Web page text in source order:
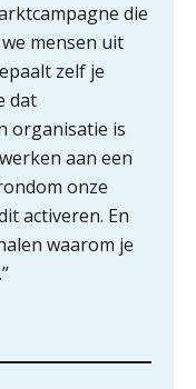
die
mensen uit
zelf je
dat
organisatie is
aan een
onze
activeren. En
waarom je
| Met
bedrijfsadvies
wat verandert
de essentiële
elk finance team
is willekeurig. Zo
structureel.
als